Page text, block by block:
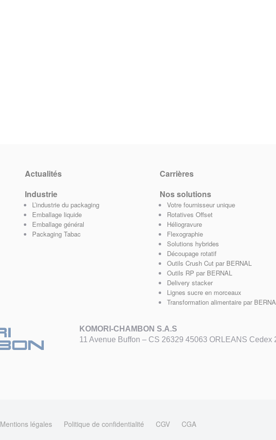
Actualités
Carrières
Industrie
L’industrie du packaging
Emballage liquide
Emballage général
Packaging Tabac
Nos solutions
Votre fournisseur unique
Rotatives Offset
Héliogravure
Flexographie
Solutions hybrides
Découpage rotatif
Outils Crush Cut par BERNAL
Outils RP par BERNAL
Delivery stacker
Lignes sucre en morceaux
Transformation alimentaire par
KOMORI-CHAMBON S.A.S
11 Avenue Buffon – CS 26329 45063 ORLEANS Cedex
Mentions légales Politique de confidentialité CGV CGA